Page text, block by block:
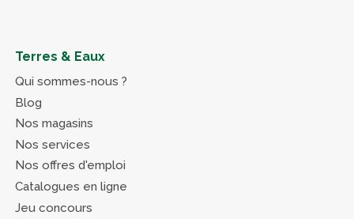
Terres & Eaux
Qui sommes-nous ?
Blog
Nos magasins
Nos services
Nos offres d'emploi
Catalogues en ligne
Jeu concours